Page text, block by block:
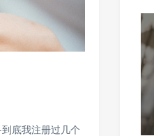
底我注册过几个